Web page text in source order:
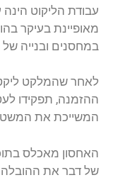
עבודת הליקוט
מאופיינת בעיקר
במחסנים ובנייה
לאחר שהמלקט
ההזמנה, תפקידו
המשייכת את
האחסון מאכלס
של דבר את